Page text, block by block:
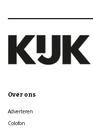
Over ons
Adverteren
Colofon